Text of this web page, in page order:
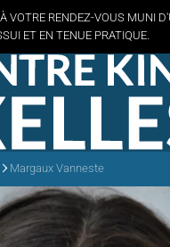
VOTRE RENDEZ-VOUS MUNI
ET EN TENUE PRATIQUE.
Margaux Vanneste